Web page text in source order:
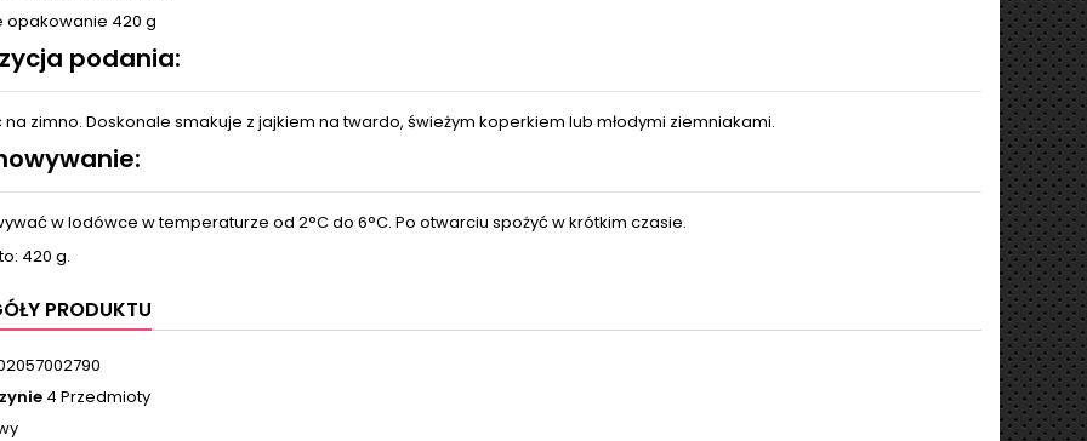
opakowanie 420 g
podania:
zimno. Doskonale smakuje z jajkiem na twardo, świeżym koperkiem lub młodymi ziemniakami.
w lodówce w temperaturze od 2°C do 6°C. Po otwarciu spożyć w krótkim czasie.
420 g.
PRODUKTU
4 Przedmioty